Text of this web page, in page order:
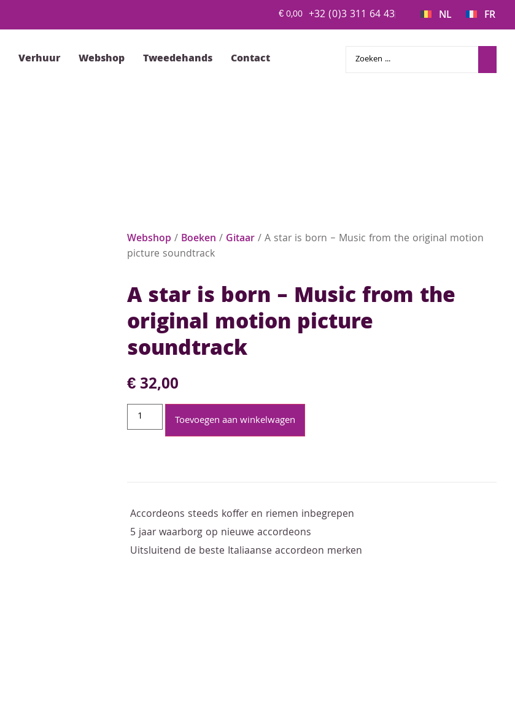
€0,00 +32 (0)3 311 64 43 NL FR
Verhuur Webshop Tweedehands Contact
Webshop / Boeken / Gitaar/ A star is born – Music from the original motion
picture soundtrack
A star is born – Music from the
original motion picture
soundtrack
€32,00
Toevoegen aan winkelwagen
Accordeons steeds koffer en riemen inbegrepen
5 jaar waarborg op nieuwe accordeons
Uitsluitend de beste Italiaanse accordeon merken